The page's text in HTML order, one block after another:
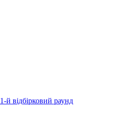
й відбірковий раунд